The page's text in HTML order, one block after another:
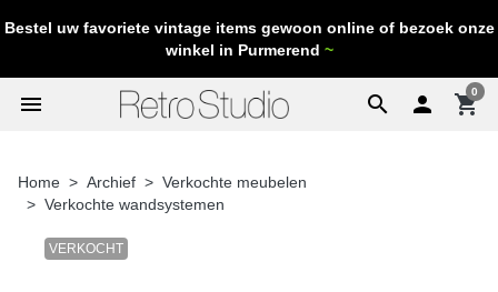
Bestel uw favoriete vintage items gewoon online of bezoek onze
winkel in Purmerend ~
search
menu  shopping_cart
0
Home Archief
Verkochte meubelen
Verkochte wandsystemen
VERKOCHT